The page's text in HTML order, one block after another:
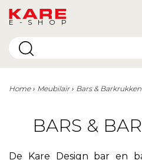
E-SHOP
Home Meubilair Bars & Barkrukken
BARS &
De Kare Design bar en